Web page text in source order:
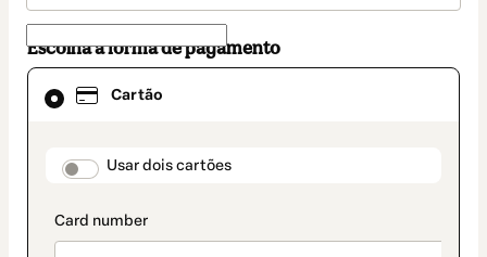
Escolha a forma de pagamento
Cartão
payment_data.section_title_v2
Usar dois cartões
Cartão
selecionado
pagamento